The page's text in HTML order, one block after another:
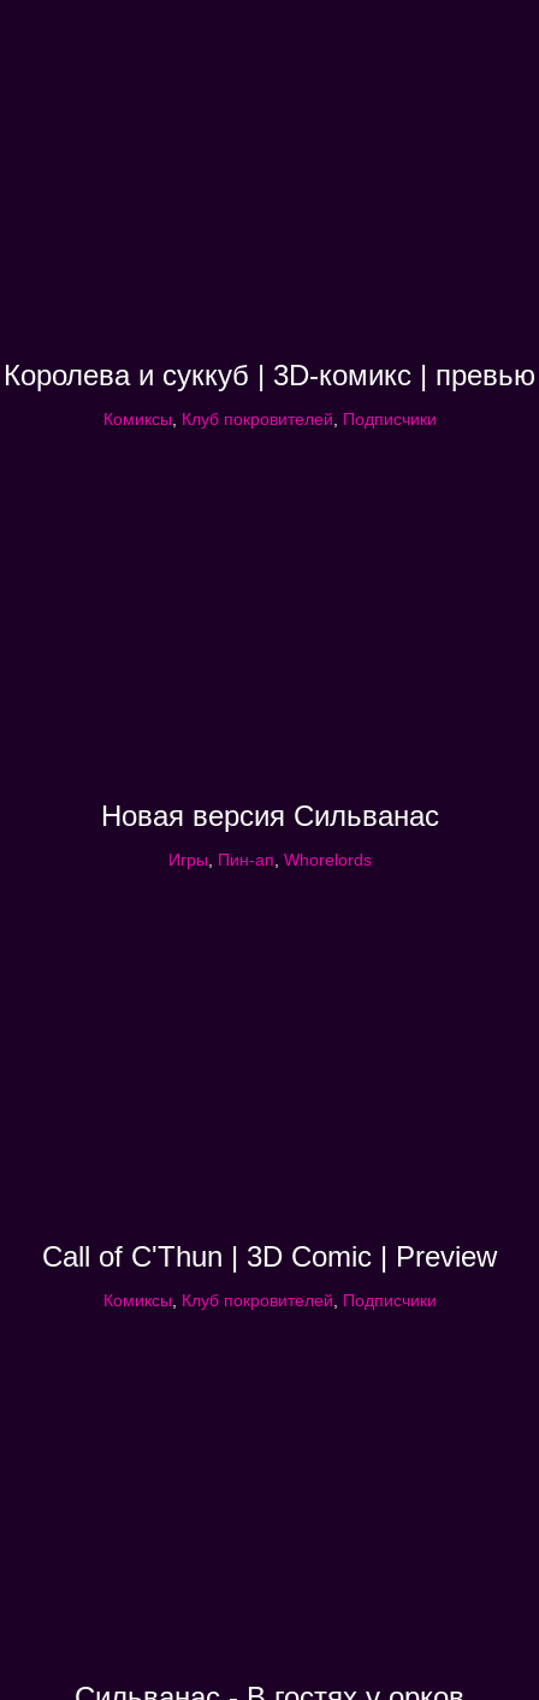
Королева и суккуб | 3D-комикс | превью
Комиксы Клуб покровителей Подписчики
Новая версия Сильванас
Игры Пин-ап Whorelords
Call of C'Thun | 3D Comic | Preview
Комиксы Клуб покровителей Подписчики